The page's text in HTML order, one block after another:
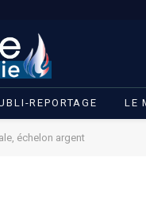
REPORTAGE LE
échelon argent